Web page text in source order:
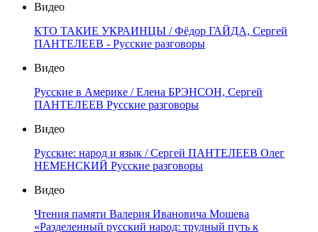
Видео
КТО ТАКИЕ УКРАИНЦЫ / Фёдор ГАЙДА, Сергей
ПАНТЕЛЕЕВ - Русские разговоры
Видео
Русские в Америке / Елена БРЭНСОН, Сергей
ПАНТЕЛЕЕВ Русские разговоры
Видео
Русские: народ и язык / Сергей ПАНТЕЛЕЕВ Олег
НЕМЕНСКИЙ Русские разговоры
Видео
Чтения памяти Валерия Ивановича Мошева
«Разделенный русский народ: трудный путь к